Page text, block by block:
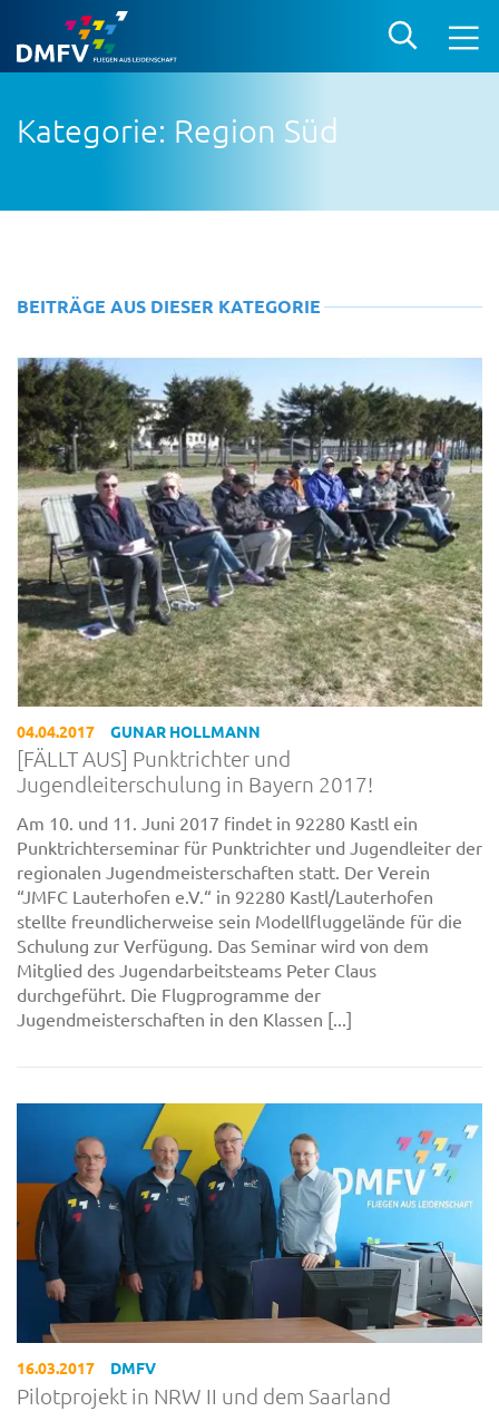
Kategorie: Region Süd
BEITRÄGE AUS DIESER KATEGORIE
04.04.2017 GUNAR HOLLMANN
[FÄLLT AUS] Punktrichter und
Jugendleiterschulung in Bayern 2017!
Am 10. und 11. Juni 2017 findet in 92280 Kastl ein
Punktrichterseminar für Punktrichter und Jugendleiter der
regionalen Jugendmeisterschaften statt. Der Verein
“JMFC Lauterhofen e.V.“ in 92280 Kastl/Lauterhofen
stellte freundlicherweise sein Modellfluggelände für die
Schulung zur Verfügung. Das Seminar wird von dem
Mitglied des Jugendarbeitsteams Peter Claus
durchgeführt. Die Flugprogramme der
Jugendmeisterschaften in den Klassen [...]
16.03.2017 DMFV
Pilotprojekt in NRW II und dem Saarland